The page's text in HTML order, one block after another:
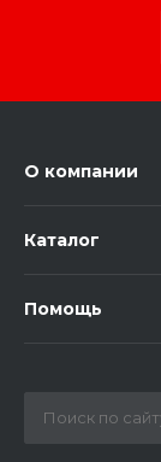
О компании
Каталог
Помощь